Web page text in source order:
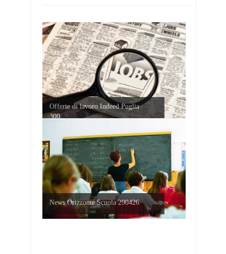
Offerte di lavoro Indeed Puglia
300...
News Orizzonte Scuola 290426